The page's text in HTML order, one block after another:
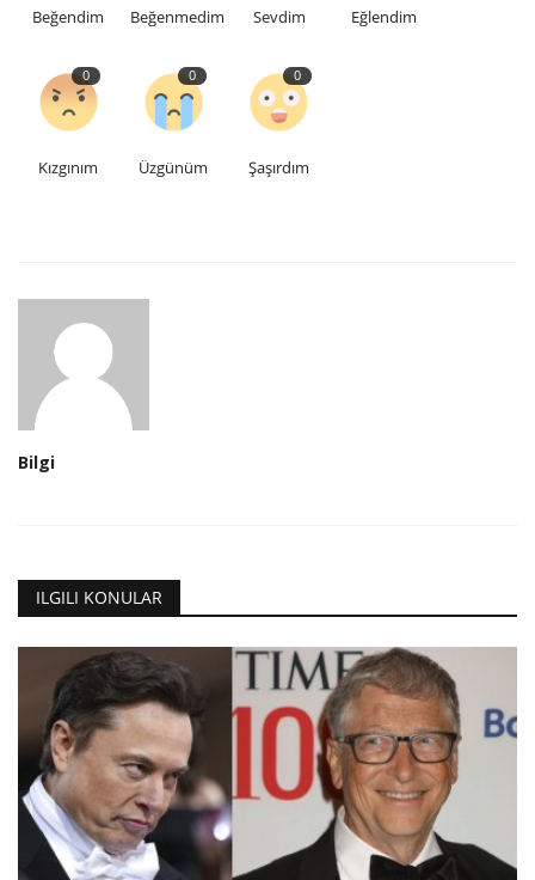
Beğendim Beğenmedim Sevdim Eğlendim
0
Kızgınım
0
Üzgünüm
0
Şaşırdım
Bilgi
ILGILI KONULAR